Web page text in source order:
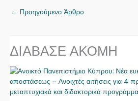
← Προηγούμενο Άρθρο
ΔΙΑΒΑΣΕ ΑΚΟΜΗ